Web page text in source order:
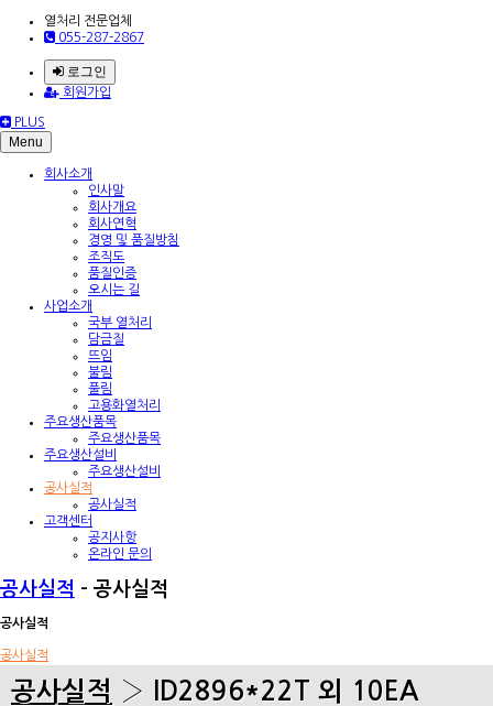
열처리 전문업체
055-287-2867
로그인
회원가입
PLUS
Menu
회사소개
인사말
회사개요
회사연혁
경영 및 품질방침
조직도
품질인증
오시는 길
사업소개
국부 열처리
담금질
뜨임
불림
풀림
고용화열처리
주요생산품목
주요생산품목
주요생산설비
주요생산설비
공사실적
공사실적
고객센터
공지사항
온라인 문의
공사실적 - 공사실적
공사실적
공사실적
공사실적
› ID2896*22T 외 10EA